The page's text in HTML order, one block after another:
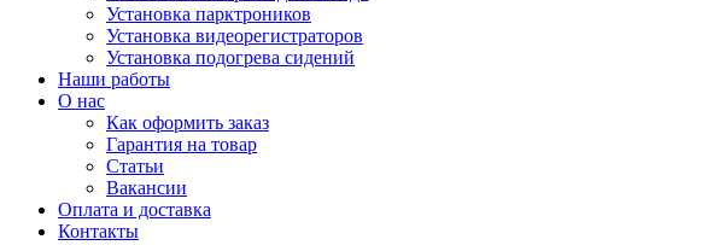
Установка парктроников
Установка видеорегистраторов
Установка подогрева сидений
Наши работы
О нас
Как оформить заказ
Гарантия на товар
Статьи
Вакансии
Оплата и доставка
Контакты